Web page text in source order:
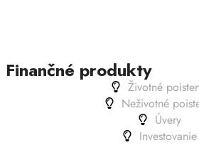
Finančné produkty
Životné
Neživotné
Úvery
Investovanie